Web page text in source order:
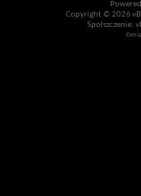
Copyright © 2026
Spolszczenie: